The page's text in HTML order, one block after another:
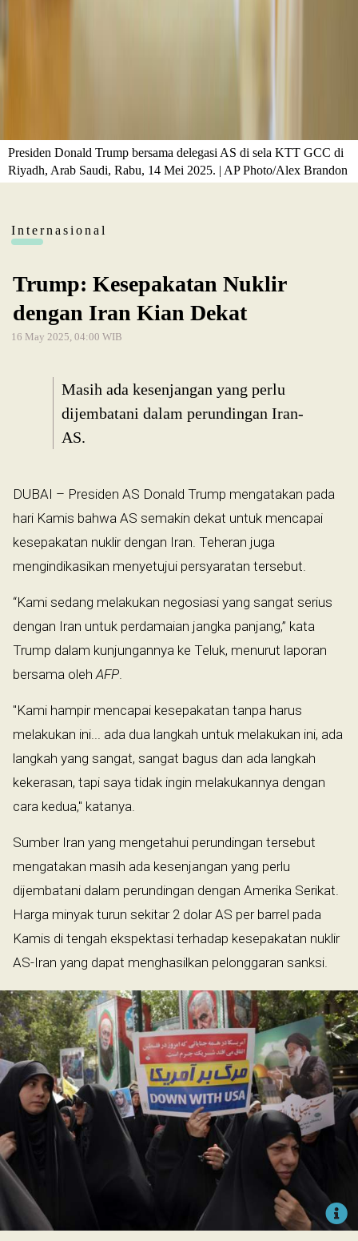
Presiden Donald Trump bersama delegasi AS di sela KTT GCC di
Riyadh, Arab Saudi, Rabu, 14 Mei 2025. | AP Photo/Alex Brandon
Internasional
Trump: Kesepakatan Nuklir
dengan Iran Kian Dekat
16 May 2025, 04:00 WIB
Masih ada kesenjangan yang perlu
dijembatani dalam perundingan Iran-
AS.
DUBAI – Presiden AS Donald Trump mengatakan pada
hari Kamis bahwa AS semakin dekat untuk mencapai
kesepakatan nuklir dengan Iran. Teheran juga
mengindikasikan menyetujui persyaratan tersebut.
“Kami sedang melakukan negosiasi yang sangat serius
dengan Iran untuk perdamaian jangka panjang,” kata
Trump dalam kunjungannya ke Teluk, menurut laporan
bersama olehAFP.
"Kami hampir mencapai kesepakatan tanpa harus
melakukan ini... ada dua langkah untuk melakukan ini, ada
langkah yang sangat, sangat bagus dan ada langkah
kekerasan, tapi saya tidak ingin melakukannya dengan
cara kedua," katanya.
Sumber Iran yang mengetahui perundingan tersebut
mengatakan masih ada kesenjangan yang perlu
dijembatani dalam perundingan dengan Amerika Serikat.
Harga minyak turun sekitar 2 dolar AS per barrel pada
Kamis di tengah ekspektasi terhadap kesepakatan nuklir
AS-Iran yang dapat menghasilkan pelonggaran sanksi.